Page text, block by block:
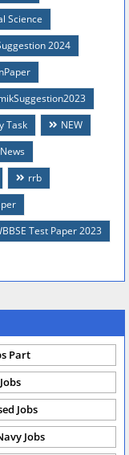
Science
2024
Task
NEW
News
rrb
Test Paper 2023
Part
Jobs
Jobs